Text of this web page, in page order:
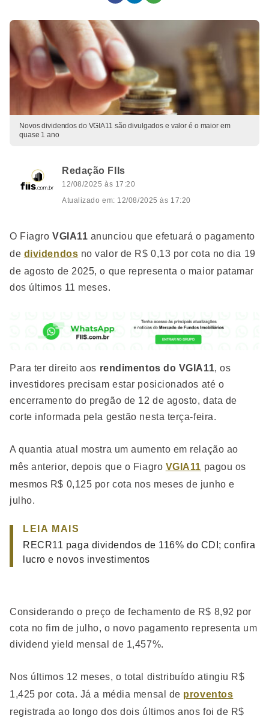
Novos dividendos do VGIA11 são divulgados e valor é o maior em
quase 1 ano
Redação FIIs
12/08/2025 às 17:20
Atualizado em: 12/08/2025 às 17:20
O Fiagro VGIA11 anunciou que efetuará o pagamento
de dividendos no valor de R$ 0,13 por cota no dia 19
de agosto de 2025, o que representa o maior patamar
dos últimos 11 meses.
Para ter direito aos rendimentos do VGIA11, os
investidores precisam estar posicionados até o
encerramento do pregão de 12 de agosto, data de
corte informada pela gestão nesta terça-feira.
A quantia atual mostra um aumento em relação ao
mês anterior, depois que o Fiagro VGIA11 pagou os
mesmos R$ 0,125 por cota nos meses de junho e
julho.
LEIA MAIS
RECR11 paga dividendos de 116% do CDI; confira
lucro e novos investimentos
Considerando o preço de fechamento de R$ 8,92 por
cota no fim de julho, o novo pagamento representa um
dividend yield mensal de 1,457%.
Nos últimos 12 meses, o total distribuído atingiu R$
1,425 por cota. Já a média mensal de proventos
registrada ao longo dos dois últimos anos foi de R$